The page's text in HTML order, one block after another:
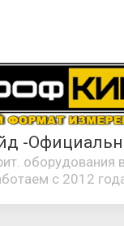
-
оборудования
с 2012